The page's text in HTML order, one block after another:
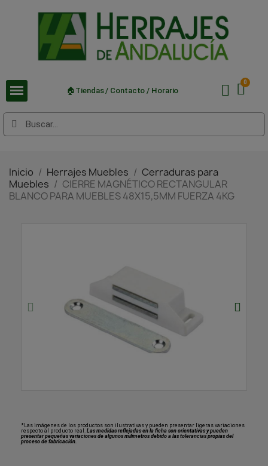
🏠Tiendas / Contacto / Horario
Inicio Herrajes Muebles
Cerraduras para
Muebles
CIERRE MAGNÉTICO RECTANGULAR
BLANCO PARA MUEBLES 48X15,5MM FUERZA 4KG
*Las imágenes de los productos son ilustrativas y pueden presentar ligeras variaciones
respecto al producto real. Las medidas reflejadas en la ficha son orientativas y pueden
presentar pequeñas variaciones de algunos milímetros debido a las tolerancias propias del
proceso de fabricación.